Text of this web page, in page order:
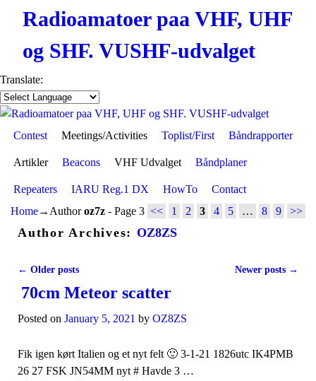
Radioamatoer paa VHF, UHF
og SHF. VUSHF-udvalget
Translate:
Skip to primary content
Skip to secondary content
Contest Meetings/Activities Toplist/First Båndrapporter
Artikler Beacons VHF Udvalget Båndplaner
Repeaters IARU Reg.1 DX HowTo
Contact
Home→Authoroz7z - Page 3 << 1 2 3 4 5 … 8 9 >>
Author Archives: OZ8ZS
Post navigation
← Older posts Newer posts →
70cm Meteor scatter
Posted on January 5, 2021 by OZ8ZS
Fik igen kørt Italien og et nyt felt 🙂 3-1-21 1826utc IK4PMB
26 27 FSK JN54MM nyt # Havde 3 …